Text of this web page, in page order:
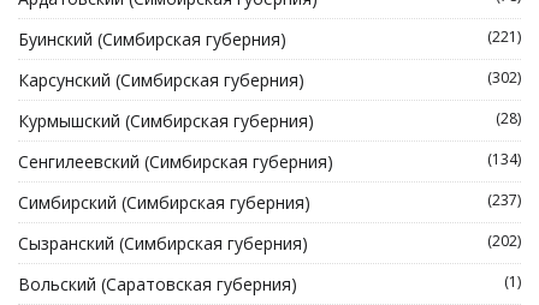
Буинский (Симбирская губерния) (221)
Карсунский (Симбирская губерния) (302)
Курмышский (Симбирская губерния) (28)
Сенгилеевский (Симбирская губерния) (134)
Симбирский (Симбирская губерния) (237)
Сызранский (Симбирская губерния) (202)
Вольский (Саратовская губерния) (1)